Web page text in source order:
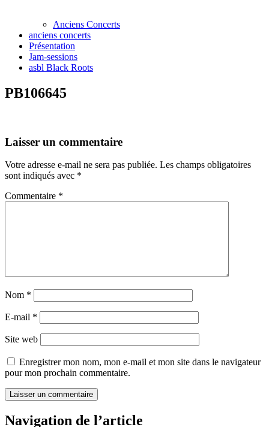
Anciens Concerts
anciens concerts
Présentation
Jam-sessions
asbl Black Roots
PB106645
Laisser un commentaire
Votre adresse e-mail ne sera pas publiée. Les champs obligatoires
sont indiqués avec *
Commentaire *
Nom *
E-mail *
Site web
Enregistrer mon nom, mon e-mail et mon site dans le navigateur
pour mon prochain commentaire.
Navigation de l’article